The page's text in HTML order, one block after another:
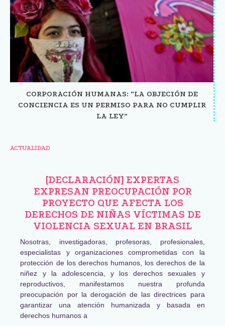
CORPORACIÓN HUMANAS: “LA OBJECIÓN DE
CONCIENCIA ES UN PERMISO PARA NO CUMPLIR
LA LEY”
ACTUALIDAD
[DECLARACIÓN] EXPERTAS
EXPRESAN PREOCUPACIÓN POR
PROYECTO QUE AFECTA LOS
DERECHOS DE NIÑAS VÍCTIMAS DE
VIOLENCIA SEXUAL EN BRASIL
Nosotras, investigadoras, profesoras, profesionales,
especialistas y organizaciones comprometidas con la
protección de los derechos humanos, los derechos de la
niñez y la adolescencia, y los derechos sexuales y
reproductivos, manifestamos nuestra profunda
preocupación por la derogación de las directrices para
garantizar una atención humanizada y basada en
derechos humanos a